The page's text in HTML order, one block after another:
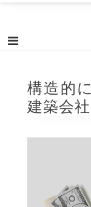
構造的
建築会社